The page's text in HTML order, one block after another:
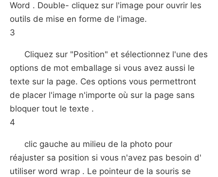
Word . Double- cliquez sur l'image pour ouvrir les
outils de mise en forme de l'image.
3
Cliquez sur "Position" et sélectionnez l'une des
options de mot emballage si vous avez aussi le
texte sur la page. Ces options vous permettront
de placer l'image n'importe où sur la page sans
bloquer tout le texte .
4
clic gauche au milieu de la photo pour
réajuster sa position si vous n'avez pas besoin d'
utiliser word wrap . Le pointeur de la souris se